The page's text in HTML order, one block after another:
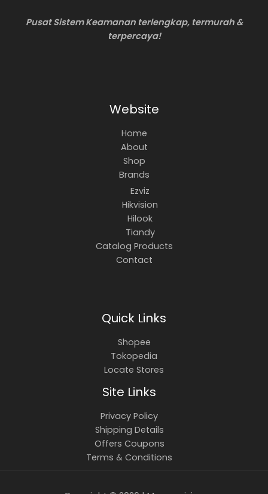
Pusat Sistem Keamanan terlengkap, termurah &
terpercaya!
Website
Home
About
Shop
Brands
Ezviz
Hikvision
Hilook
Tiandy
Catalog Products
Contact
Quick Links
Shopee
Tokopedia
Locate Stores
Site Links
Privacy Policy
Shipping Details
Offers Coupons
Terms & Conditions